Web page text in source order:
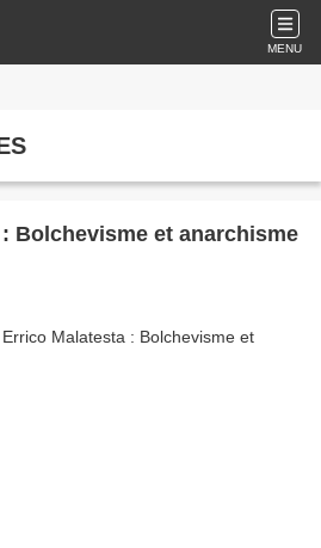
MENU
Bolchevisme et anarchisme